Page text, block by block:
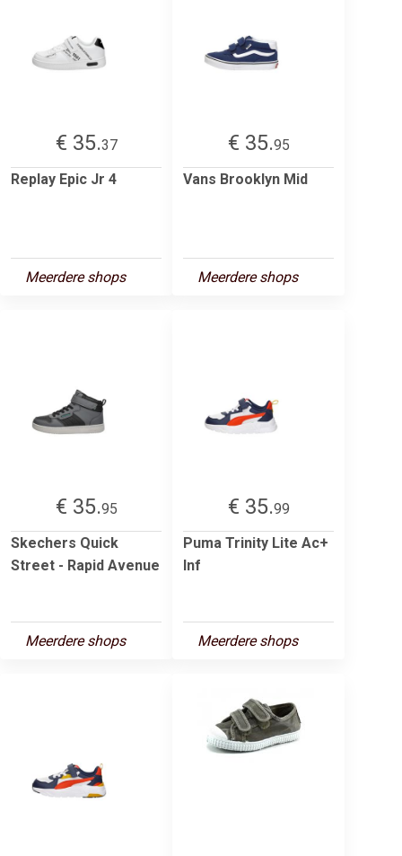
€ 35.37
Replay Epic Jr 4
Meerdere shops
€ 35.95
Vans Brooklyn Mid
Meerdere shops
€ 35.95
Skechers Quick
Street - Rapid Avenue
Meerdere shops
€ 35.99
Puma Trinity Lite Ac+
Inf
Meerdere shops